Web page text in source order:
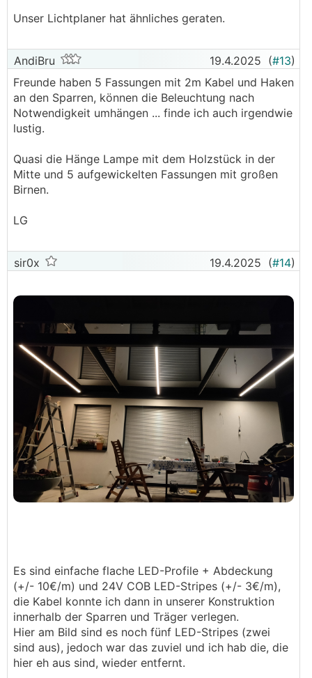
Unser Lichtplaner hat ähnliches geraten.
AndiBru 19.4.2025 (#13)
Freunde haben 5 Fassungen mit 2m Kabel und Haken
an den Sparren, können die Beleuchtung nach
Notwendigkeit umhängen ... finde ich auch irgendwie
lustig.
Quasi die Hänge Lampe mit dem Holzstück in der
Mitte und 5 aufgewickelten Fassungen mit großen
Birnen.
LG
sir0x 19.4.2025 (#14)
Es sind einfache flache LED-Profile + Abdeckung
(+/- 10€/m) und 24V COB LED-Stripes (+/- 3€/m),
die Kabel konnte ich dann in unserer Konstruktion
innerhalb der Sparren und Träger verlegen.
Hier am Bild sind es noch fünf LED-Stripes (zwei
sind aus), jedoch war das zuviel und ich hab die, die
hier eh aus sind, wieder entfernt.